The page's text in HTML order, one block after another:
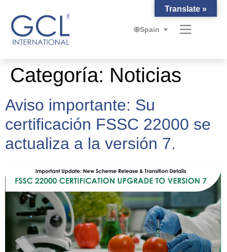
Spain
Categoría: Noticias
Aviso importante: Su
certificación FSSC 22000 se
actualiza a la versión 7.
Translate »